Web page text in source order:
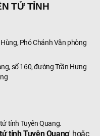
TỬ TỈNH
Phó Chánh Văn phòng
số 160, đường Trần Hưng
tỉnh Tuyên Quang.
tỉnh Tuyên Quang' hoặc